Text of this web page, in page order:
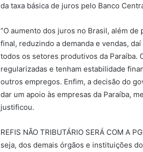
da taxa básica de juros pelo Banco
“O aumento dos juros no Brasil, além
final, reduzindo a demanda e vendas,
todos os setores produtivos da Paraíba.
regularizadas e tenham estabilidade
outros empregos. Enfim, a decisão do
dar um apoio às empresas da Paraíba,
justificou.
REFIS NÃO TRIBUTÁRIO SERÁ COM A
seja, dos demais órgãos e instituições